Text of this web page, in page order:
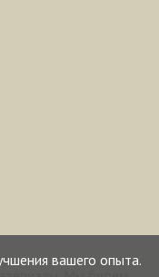
вашего опыта.